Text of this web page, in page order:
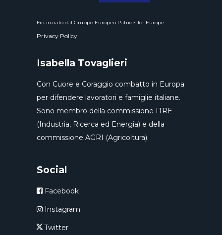
Finanziato dal Gruppo Europeo Patriots for Europe
Privacy Policy
Isabella Tovaglieri
Con Cuore e Coraggio combatto in Europa
per difendere lavoratori e famiglie italiane.
Sono membro della commissione ITRE
(Industria, Ricerca ed Energia) e della
commissione AGRI (Agricoltura).
Social
Facebook
Instagram
Twitter